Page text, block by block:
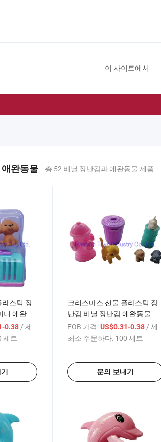
이 사이트에서
완동물 총 52 비닐 장난감과 애완동물 제품
라스틱 장
니 애완동
0.38/ 세트
세트
크리스마스 선물 플라스틱 장
난감 비닐 장난감 애완동물 포
스 팀 도구
FOB 가격: US$0.31-0.38/ 세트
최소 주문하다: 100 세트
문의 보내기